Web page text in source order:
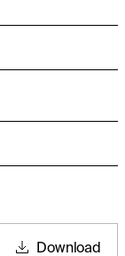
Download